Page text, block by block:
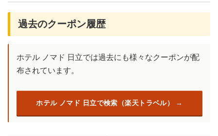
過去のクーポン履歴
ホテル ノマド 日立では過去にも様々なクーポンが配
布されています。
ホテル ノマド 日立で検索（楽天トラベル）